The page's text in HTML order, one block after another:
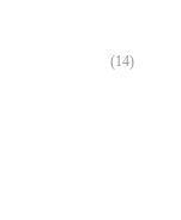
(14)